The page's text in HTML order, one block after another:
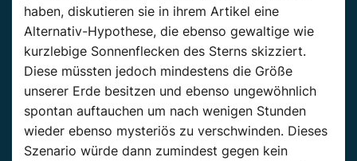
haben, diskutieren sie in ihrem Artikel eine
Alternativ-Hypothese, die ebenso gewaltige wie
kurzlebige Sonnenflecken des Sterns skizziert.
Diese müssten jedoch mindestens die Größe
unserer Erde besitzen und ebenso ungewöhnlich
spontan auftauchen um nach wenigen Stunden
wieder ebenso mysteriös zu verschwinden. Dieses
Szenario würde dann zumindest gegen kein